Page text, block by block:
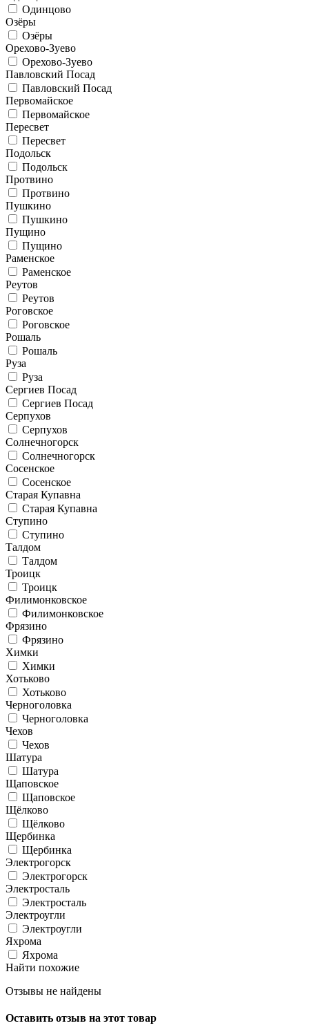
Одинцово
Озёры
Озёры
Орехово-Зуево
Орехово-Зуево
Павловский Посад
Павловский Посад
Первомайское
Первомайское
Пересвет
Пересвет
Подольск
Подольск
Протвино
Протвино
Пушкино
Пушкино
Пущино
Пущино
Раменское
Раменское
Реутов
Реутов
Роговское
Роговское
Рошаль
Рошаль
Руза
Руза
Сергиев Посад
Сергиев Посад
Серпухов
Серпухов
Солнечногорск
Солнечногорск
Сосенское
Сосенское
Старая Купавна
Старая Купавна
Ступино
Ступино
Талдом
Талдом
Троицк
Троицк
Филимонковское
Филимонковское
Фрязино
Фрязино
Химки
Химки
Хотьково
Хотьково
Черноголовка
Черноголовка
Чехов
Чехов
Шатура
Шатура
Щаповское
Щаповское
Щёлково
Щёлково
Щербинка
Щербинка
Электрогорск
Электрогорск
Электросталь
Электросталь
Электроугли
Электроугли
Яхрома
Яхрома
Найти похожие
Отзывы не найдены
Оставить отзыв на этот товар